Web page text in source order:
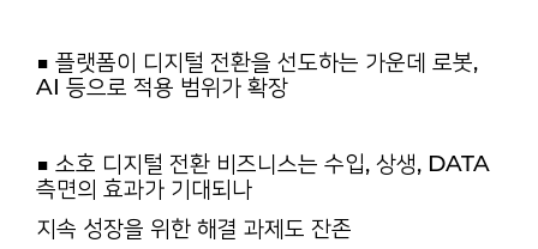
■ 플랫폼이 디지털 전환을 선도하는 가운데 로봇,
AI 등으로 적용 범위가 확장
■ 소호 디지털 전환 비즈니스는 수입, 상생, DATA
측면의 효과가 기대되나
지속 성장을 위한 해결 과제도 잔존